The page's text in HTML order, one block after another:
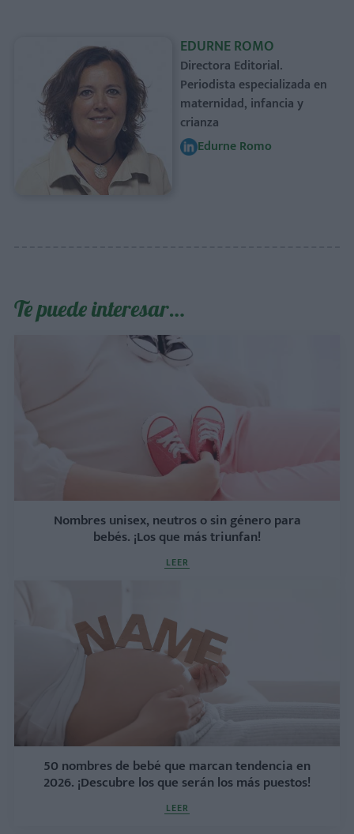
EDURNE ROMO
Directora Editorial.
Periodista especializada en
maternidad, infancia y
crianza
Edurne Romo
Te puede interesar…
Nombres unisex, neutros o sin género para
bebés. ¡Los que más triunfan!
LEER
50 nombres de bebé que marcan tendencia en
2026. ¡Descubre los que serán los más puestos!
LEER